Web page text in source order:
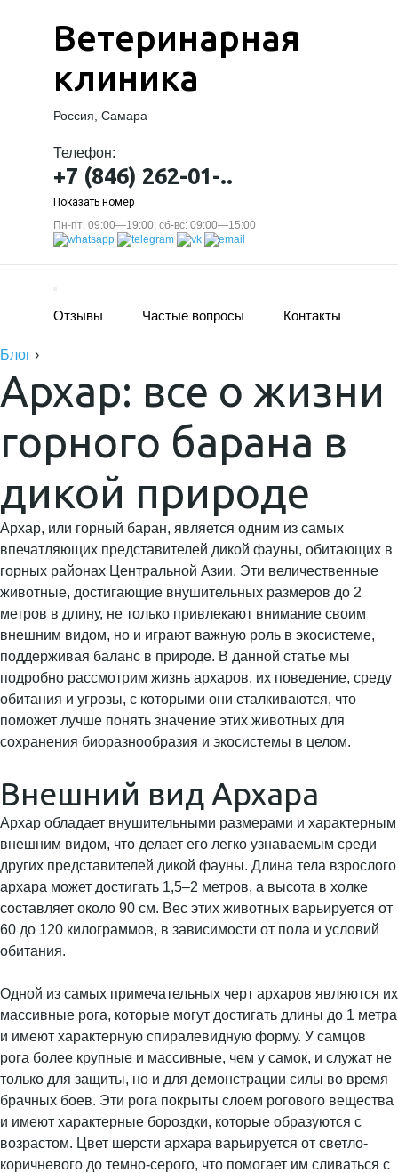
Ветеринарная
клиника
Россия, Самара
Телефон:
+7 (846) 262-01-..
Показать номер
Пн-пт: 09:00—19:00; сб-вс: 09:00—15:00
Отзывы Частые вопросы Контакты
Блог ›
Архар: все о жизни
горного барана в
дикой природе
Архар, или горный баран, является одним из самых
впечатляющих представителей дикой фауны, обитающих в
горных районах Центральной Азии. Эти величественные
животные, достигающие внушительных размеров до 2
метров в длину, не только привлекают внимание своим
внешним видом, но и играют важную роль в экосистеме,
поддерживая баланс в природе. В данной статье мы
подробно рассмотрим жизнь архаров, их поведение, среду
обитания и угрозы, с которыми они сталкиваются, что
поможет лучше понять значение этих животных для
сохранения биоразнообразия и экосистемы в целом.
Внешний вид Архара
Архар обладает внушительными размерами и характерным
внешним видом, что делает его легко узнаваемым среди
других представителей дикой фауны. Длина тела взрослого
архара может достигать 1,5–2 метров, а высота в холке
составляет около 90 см. Вес этих животных варьируется от
60 до 120 килограммов, в зависимости от пола и условий
обитания.
Одной из самых примечательных черт архаров являются их
массивные рога, которые могут достигать длины до 1 метра
и имеют характерную спиралевидную форму. У самцов
рога более крупные и массивные, чем у самок, и служат не
только для защиты, но и для демонстрации силы во время
брачных боев. Эти рога покрыты слоем рогового вещества
и имеют характерные бороздки, которые образуются с
возрастом. Цвет шерсти архара варьируется от светло-
коричневого до темно-серого, что помогает им сливаться с